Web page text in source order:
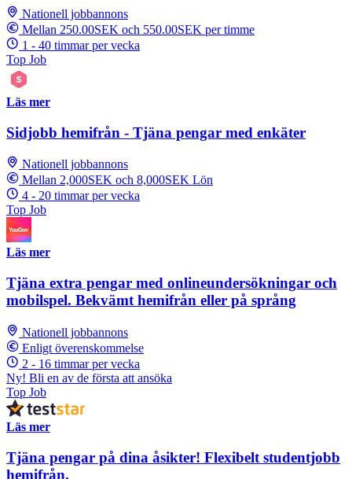
Nationell jobbannons
Mellan 250.00SEK och 550.00SEK per timme
1 - 40 timmar per vecka
Top Job
Läs mer
Sidjobb hemifrån - Tjäna pengar med enkäter
Nationell jobbannons
Mellan 2,000SEK och 8,000SEK Lön
4 - 20 timmar per vecka
Top Job
Läs mer
Tjäna extra pengar med onlineundersökningar och
mobilspel. Bekvämt hemifrån eller på språng
Nationell jobbannons
Enligt överenskommelse
2 - 16 timmar per vecka
Ny! Bli en av de första att ansöka
Top Job
Läs mer
Tjäna pengar på dina åsikter! Flexibelt studentjobb
hemifrån.